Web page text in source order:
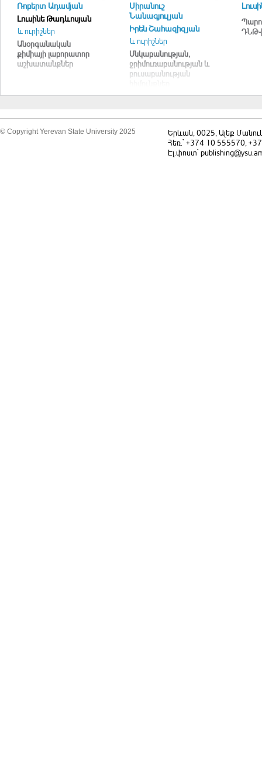
Ռոբերտ Ադամյան
Լուսինե Թադևոսյան
և ուրիշներ
Անօրգանական
քիմիայի լաբորատոր
աշխատանքներ
Սիրանուշ
Նանագյուլյան
Իրեն Շահազիզյան
և ուրիշներ
Սնկաբանության,
ջրիմուռաբանության և
բուսաբանության
(ուսումնական
ԴՆԹ-ի
© Copyright Yerevan State University 2025
Երևան, 0025, Ալեք
Հեռ.` +374 10 555570,
Էլ.փոստ`